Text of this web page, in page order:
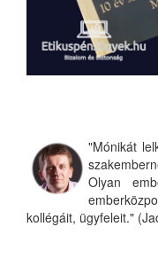
"Mónikát
Olyan
kollégáit, ügyfeleit."